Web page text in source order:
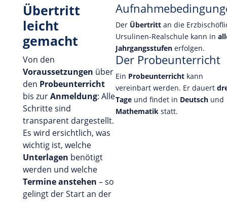
Übertritt
leicht
gemacht
Von den
Voraussetzungen über
den Probeunterricht
bis zurAnmeldung: Alle
Schritte sind
transparent dargestellt.
Es wird ersichtlich, was
wichtig ist, welche
Unterlagen benötigt
werden und welche
Termine anstehen – so
gelingt der Start an der
Der Übertrittan die
Ursulinen-Realschule kann in
Jahrgangsstufenerfolgen.
Der Probeunterricht
Ein Probeunterrichtkann
vereinbart werden. Er dauert
Tageund findet in Deutschund
Mathematikstatt.